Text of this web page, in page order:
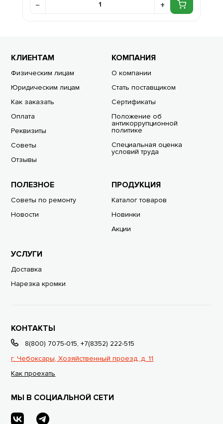
КЛИЕНТАМ
Физическим лицам
Юридическим лицам
Как заказать
Оплата
Реквизиты
Советы
Отзывы
КОМПАНИЯ
О компании
Стать поставщиком
Сертификаты
Положение об
антикоррупционной
политике
Специальная оценка
условий труда
ПОЛЕЗНОЕ
Советы по ремонту
Новости
ПРОДУКЦИЯ
Каталог товаров
Новинки
Акции
УСЛУГИ
Доставка
Нарезка кромки
КОНТАКТЫ
8(800) 7075-015,+7(8352) 222-515
г. Чебоксары, Хозяйственный проезд, д. 11
Как проехать
МЫ В СОЦИАЛЬНОЙ СЕТИ